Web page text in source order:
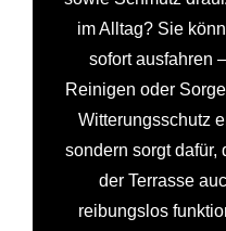
im Alltag? Sie
sofort ausfahren
Reinigen oder
Witterungsschutz
sondern sorgt dafür,
der Terrasse
reibungslos